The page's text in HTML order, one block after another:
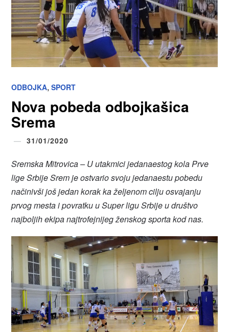
ODBOJKA,SPORT
Nova pobeda odbojkašica
Srema
31/01/2020
Sremska Mitrovica – U utakmici jedanaestog kola Prve
lige Srbije Srem je ostvario svoju jedanaestu pobedu
načinivši još jedan korak ka željenom cilju osvajanju
prvog mesta i povratku u Super ligu Srbije u društvo
najboljih ekipa najtrofejnijeg ženskog sporta kod nas.